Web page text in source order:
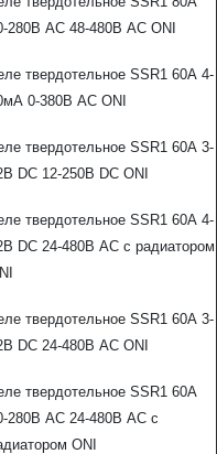
280В AC 48-480В AC ONI
твердотельное SSR1 60А 4-
0-380В AC ONI
твердотельное SSR1 60А 3-
DC 12-250В DC ONI
твердотельное SSR1 60А 4-
DC 24-480В AC с радиатором
твердотельное SSR1 60А 3-
DC 24-480В AC ONI
твердотельное SSR1 60А
280В AC 24-480В AC с
ONI